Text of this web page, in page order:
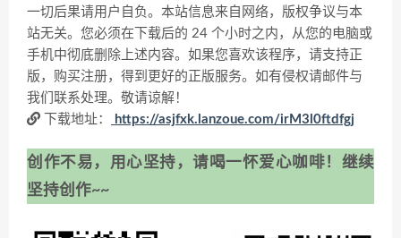
一切后果请用户自负。本站信息来自网络，版权争议与本
站无关。您必须在下载后的 24 个小时之内，从您的电脑或
手机中彻底删除上述内容。如果您喜欢该程序，请支持正
版，购买注册，得到更好的正版服务。如有侵权请邮件与
我们联系处理。敬请谅解！
下载地址：
https://asjfxk.lanzoue.com/irM3l0ftdfgj
创作不易，用心坚持，请喝一怀爱心咖啡！继续
坚持创作~~